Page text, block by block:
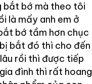
bắt bớ mà theo tôi
là mấy anh em ở
bớ tầm hơn chục
bắt đó thì cho đến
rồi thì được tiếp
đình thì rất hoang